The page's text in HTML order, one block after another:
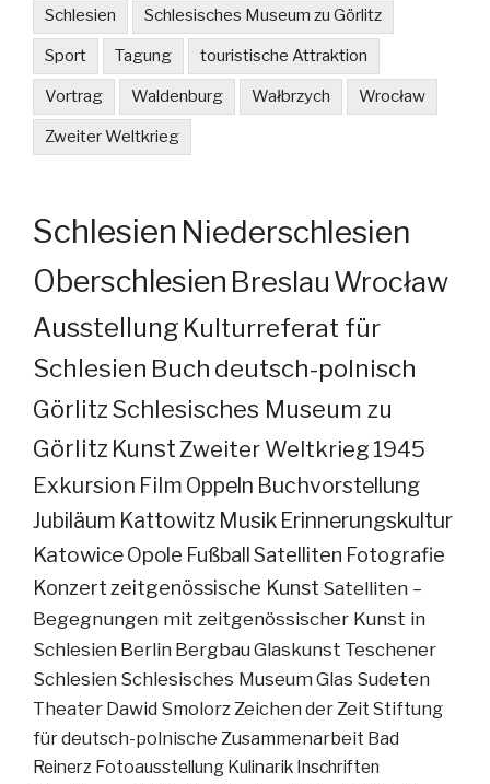
Schlesien Schlesisches Museum zu Görlitz
Sport Tagung touristische Attraktion
Vortrag Waldenburg Wałbrzych Wrocław
Zweiter Weltkrieg
Schlesien Niederschlesien
Oberschlesien Breslau Wrocław
Ausstellung Kulturreferat für
Schlesien Buch deutsch-polnisch
GörlitzSchlesisches Museum zu
Görlitz KunstZweiter Weltkrieg 1945
Exkursion Film Oppeln Buchvorstellung
Jubiläum Kattowitz Musik Erinnerungskultur
KatowiceOpole FußballSatelliten Fotografie
Konzertzeitgenössische Kunst Satelliten –
Begegnungen mit zeitgenössischer Kunst in
Schlesien Berlin BergbauGlaskunst Teschener
Schlesien Schlesisches MuseumGlas Sudeten
Theater Dawid SmolorzZeichen der Zeit Stiftung
für deutsch-polnische Zusammenarbeit Bad
Reinerz Fotoausstellung Kulinarik Inschriften